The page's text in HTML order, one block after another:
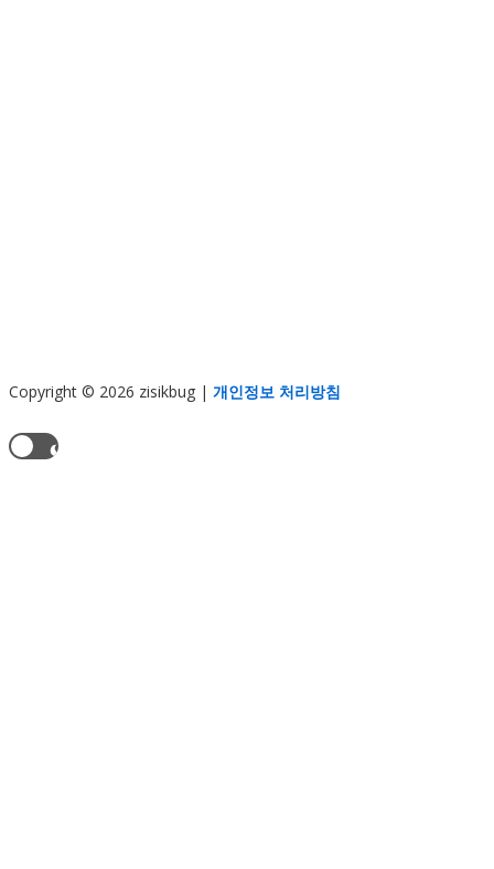
Copyright © 2026 zisikbug | 개인정보 처리방침
현재 테마:
라이트 모드